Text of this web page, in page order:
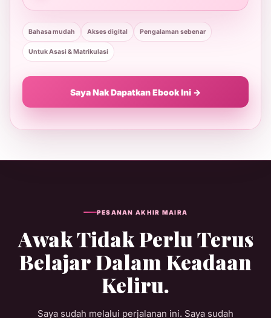
Bahasa mudah Akses digital Pengalaman sebenar
Untuk Asasi & Matrikulasi
Saya Nak Dapatkan Ebook Ini →
PESANAN AKHIR MAIRA
Awak Tidak Perlu Terus
Belajar Dalam Keadaan
Keliru.